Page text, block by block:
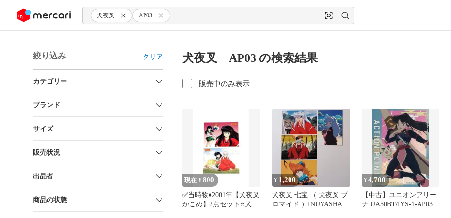
ツにスキップ 犬夜叉 AP03
絞り込み クリア
カテゴリー
ブランド
サイズ
販売状況
出品者
商品の状態
犬夜叉 AP03 の検索結果
販売中のみ表示
現在 ¥ 800
✅️当時物♦️2001年【犬夜叉
かごめ】2点セット⭐犬夜
¥ 1,200
犬夜叉 七宝 （ 犬夜叉 ブ
ロマイド ）INUYASHA
¥4,700
【中古】ユニオンアリー
ナ UA50BT/IYS-1-AP03：